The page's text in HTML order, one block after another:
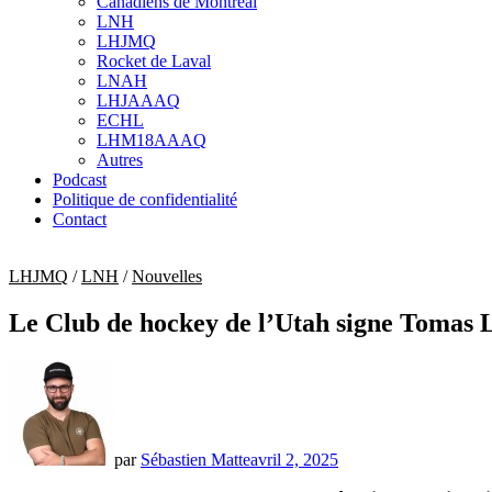
sub
menu
LNH
LHJMQ
Rocket de Laval
LNAH
LHJAAAQ
ECHL
LHM18AAAQ
Autres
Podcast
Politique de confidentialité
Contact
LHJMQ /LNH /Nouvelles
Le Club de hockey de l’Utah signe Tomas
par Sébastien Matteavril 2, 2025